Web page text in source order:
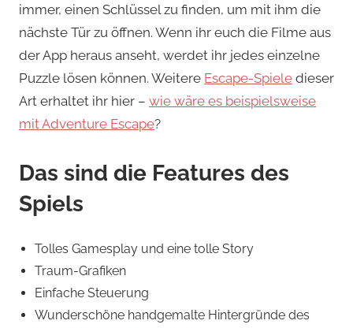
immer, einen Schlüssel zu finden, um mit ihm die
nächste Tür zu öffnen. Wenn ihr euch die Filme aus
der App heraus anseht, werdet ihr jedes einzelne
Puzzle lösen können. Weitere Escape-Spiele dieser
Art erhaltet ihr hier – wie wäre es beispielsweise
mit Adventure Escape?
Das sind die Features des
Spiels
Tolles Gamesplay und eine tolle Story
Traum-Grafiken
Einfache Steuerung
Wunderschöne handgemalte Hintergründe des